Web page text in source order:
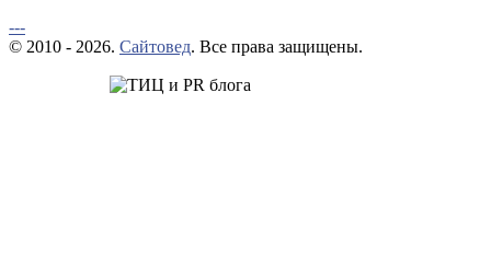
---
© 2010 - 2026. Сайтовед. Все права защищены.